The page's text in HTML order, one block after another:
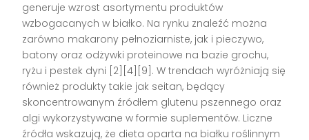
generuje wzrost asortymentu produktów
wzbogacanych w białko. Na rynku znaleźć można
zarówno makarony pełnoziarniste, jak i pieczywo,
batony oraz odżywki proteinowe na bazie grochu,
ryżu i pestek dyni [2][4][9] . W trendach wyróżniają się
również produkty takie jak seitan, będący
skoncentrowanym źródłem glutenu pszennego oraz
algi wykorzystywane w formie suplementów. Liczne
źródła wskazują, że dieta oparta na białku roślinnym